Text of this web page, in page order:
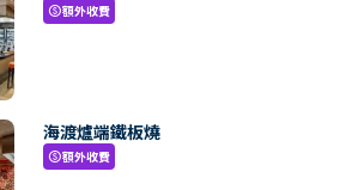
paid額外收費
海渡爐端鐵板燒
paid額外收費